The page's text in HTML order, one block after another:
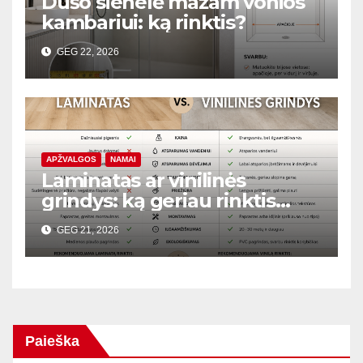
kambariui: ką rinktis?
GEG 22, 2026
APŽVALGOS NAMAI
Laminatas ar vinilinės
grindys: ką geriau rinktis
butui?
GEG 21, 2026
Paieška